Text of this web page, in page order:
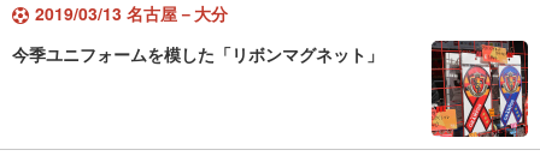
2019/03/13 名古屋－大分
今季ユニフォームを模した「リボンマグネット」